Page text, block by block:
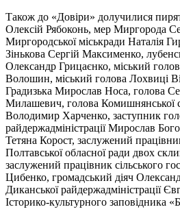
Також до «Довіри» долучилися
Олексій Рябоконь, мер Миргорода
Миргородської міськради Наталія
Зінькова Сергій Максименко,
Олександр Грицаєнко, міський
Волошин, міський голова Лохвиці
Градизька Мирослав Носа, голова
Милашевич, голова Комишнянської
Володимир Харченко, заступник
райдержадміністрації Мирослав
Тетяна Корост, заслужений
Полтавської обласної ради двох
заслужений працівник сільського
Цибенко, громадський діяч
Диканської райдержадміністрації
Історико-культурного заповідника